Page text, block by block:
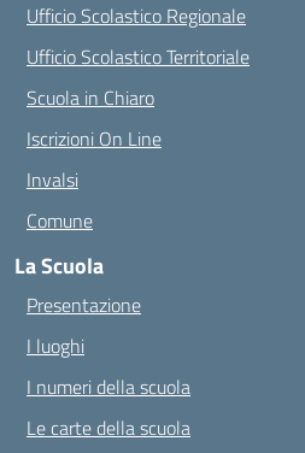
Ufficio Scolastico Regionale
Ufficio Scolastico Territoriale
Scuola in Chiaro
Iscrizioni On Line
Invalsi
Comune
La Scuola
Presentazione
I luoghi
I numeri della scuola
Le carte della scuola